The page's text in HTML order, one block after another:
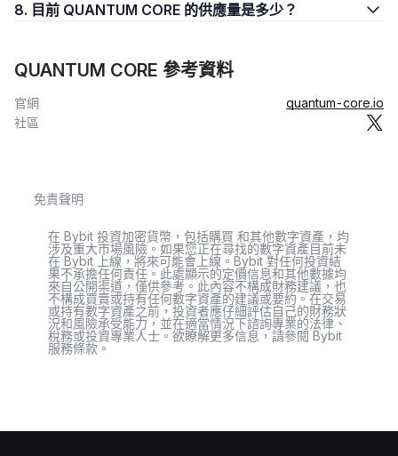
8. 目前 QUANTUM CORE 的供應量是多少？
QUANTUM CORE 參考資料
官網
quantum-core.io
社區
免責聲明
在 Bybit 投資加密貨幣，包括購買 和其他數字資產，均
涉及重大市場風險。如果您正在尋找的數字資產目前未
在 Bybit 上線，將來可能會上線。Bybit 對任何投資結
果不承擔任何責任。此處顯示的定價信息和其他數據均
來自公開渠道，僅供參考。此內容不構成財務建議，也
不構成買賣或持有任何數字資產的建議或要約。在交易
或持有數字資產之前，投資者應仔細評估自己的財務狀
況和風險承受能力，並在適當情況下諮詢專業的法律、
稅務或投資專業人士。欲瞭解更多信息，請參閱 Bybit
服務條款。